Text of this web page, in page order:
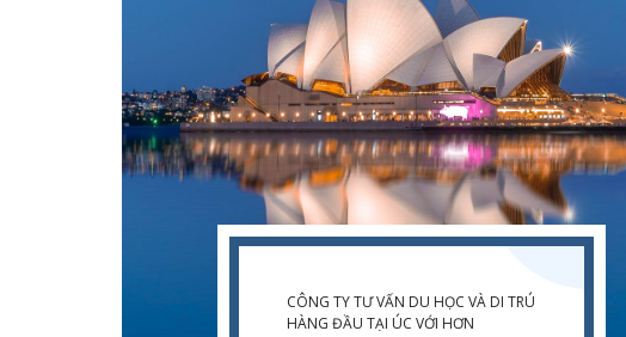
CÔNG TY TƯ VẤN DU HỌC VÀ DI TRÚ
HÀNG ĐẦU TẠI ÚC VỚI HƠN